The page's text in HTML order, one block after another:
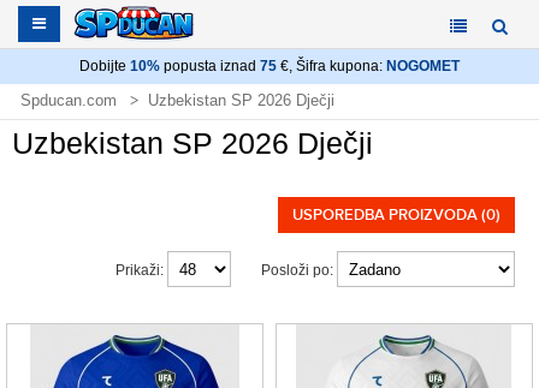
Dobijte 10% popusta iznad 75 €, Šifra kupona: NOGOMET
Spducan.com Uzbekistan SP 2026 Dječji
Uzbekistan SP 2026 Dječji
USPOREDBA PROIZVODA (0)
Posloži po:
Prikaži: